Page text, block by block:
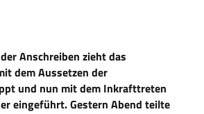
Anschreiben zieht das
dem Aussetzen der
und nun mit dem Inkrafttreten
eingeführt. Gestern Abend teilte